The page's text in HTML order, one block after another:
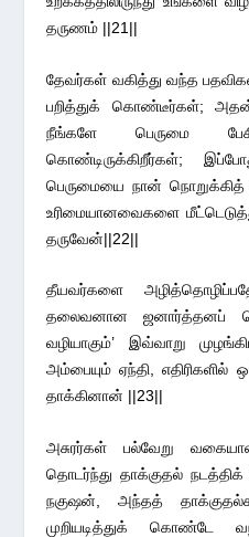
தருணம் ||21||
தேவர்கள் வகித்து வந்த
பறித்துக் கொண்டீர்கள்;
நீங்களே பெருமை
கொண்டிருக்கிறீர்கள்;
பெருமையை நான் நொறுக்கித்
உரிமையானவைகளை
தருவேன்||22||
தீயவர்களை
தலைவனான ஜனார்த்தனப்
வழியாகும்’ இவ்வாறு
அம்பையும் ஏந்தி,
தாக்கினான் ||23||
அசுரர்கள் பல்வேறு
தொடர்ந்து தாக்குதல்
நகுஷன், அந்தத்
முறியடித்துக் கொண்டே